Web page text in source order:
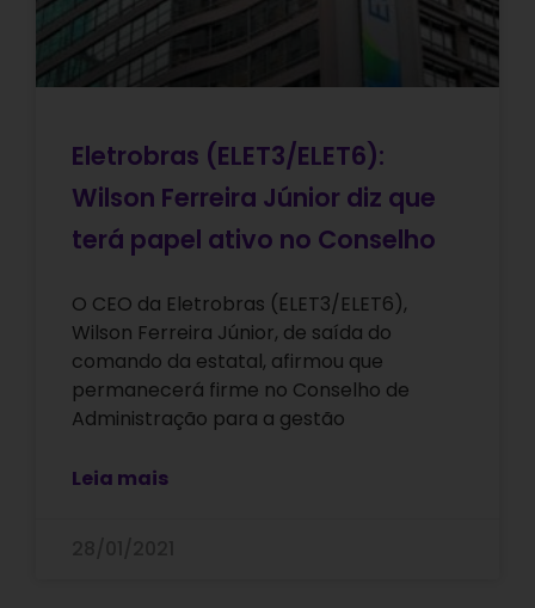
Eletrobras (ELET3/ELET6):
Wilson Ferreira Júnior diz que
terá papel ativo no Conselho
O CEO da Eletrobras (ELET3/ELET6),
Wilson Ferreira Júnior, de saída do
comando da estatal, afirmou que
permanecerá firme no Conselho de
Administração para a gestão
Leia mais